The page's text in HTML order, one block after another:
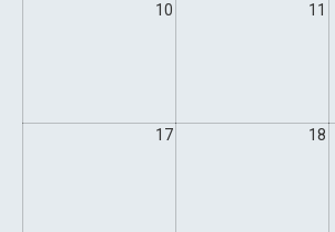
10 11
17 18